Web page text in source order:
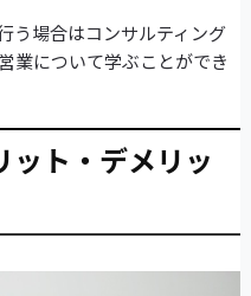
う場合はコンサルティング
業について学ぶことができ
ット・デメリッ